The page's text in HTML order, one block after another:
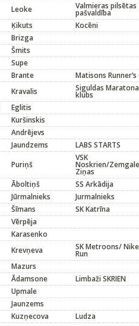
Leoke Valmieras pilsētas
pašvaldība
Ķikuts
Kocēni
Brizga
Šmits
Supe
Brante
Matisons Runner’s
Kravalis Siguldas Maratona
klubs
Eglitis
Kuršinskis
Andrējevs
Jaundzems
LABS STARTS
Puriņš
VSK
Noskrien/
Ziņas
Āboltiņš
SS Arkādija
Jūrmalnieks
Jurmalnieks
Šīmans
SK Katrīna
Vērpēja
Karasenko
Krevņeva SK Metroons/
Run
Mazurs
Ādamsone
Limbaži SKRIEN
Upmale
Jaunzems
Kuzņecova
Ludza